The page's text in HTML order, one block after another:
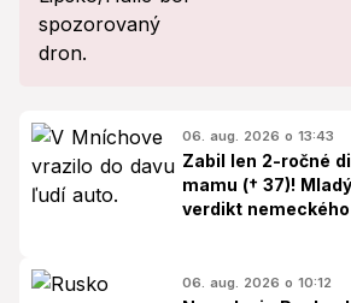
06. aug. 2026 o 13:43
Zabil len 2-ročné
mamu († 37)!
verdikt
06. aug. 2026 o 10:12